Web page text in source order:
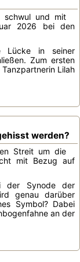
schwul und mit
2026 bei den
Lücke in seiner
Zum ersten
Lilah
werden?
Streit um die
mit Bezug auf
der Synode der
genau darüber
Symbol? Dabei
an der